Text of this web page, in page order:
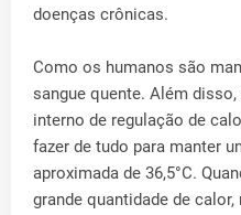
doenças crônicas.
Como os humanos são
sangue quente. Além
interno de regulação de
fazer de tudo para manter
aproximada de 36,5°C.
grande quantidade de